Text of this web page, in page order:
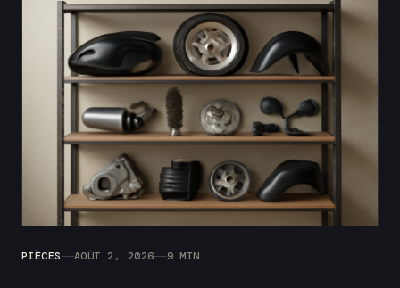
PIÈCES AOÛT 2, 2026 9 MIN